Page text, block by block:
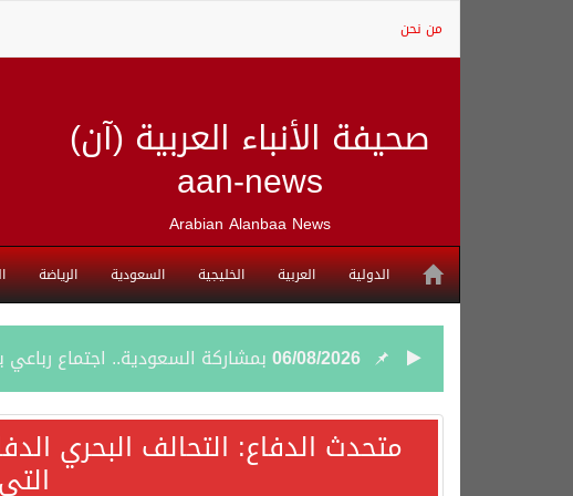
من نحن
صحيفة الأنباء العربية (آن)
aan-news
Arabian Alanbaa News
الدولية العربية الخليجية السعودية الرياضة
06/08/2026 بمشاركة السعودية.. اجتماع رباعي
05/08/2026وزير الخارجية السعودي: جميع
متحدث الدفاع: التحالف البحري